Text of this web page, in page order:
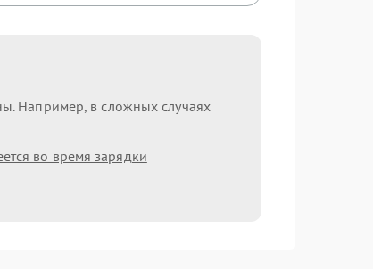
Например, в сложных случаях
во время зарядки